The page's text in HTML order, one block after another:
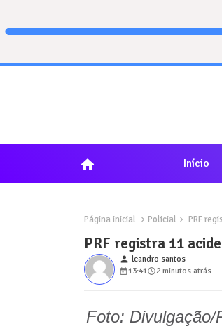
home Início
Página inicial Policial PRF
PRF registra 11
person leandro santos
13:41
2 minutos atrás
Foto: Divulgação/